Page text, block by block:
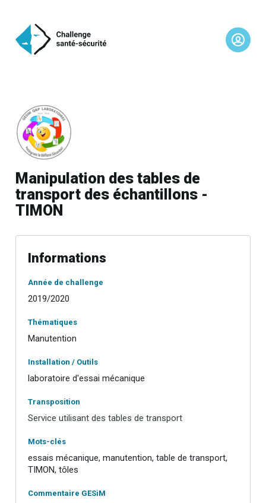
Manipulation des tables de
transport des échantillons -
TIMON
Informations
Année de challenge
2019/2020
Thématiques
Manutention
Installation / Outils
laboratoire d'essai mécanique
Transposition
Service utilisant des tables de transport
Mots-clés
essais mécanique, manutention, table de transport,
TIMON, tôles
Commentaire GESiM